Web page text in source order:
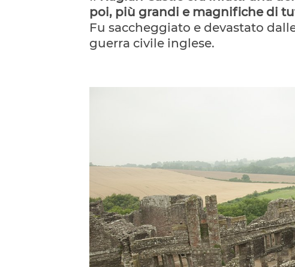
poi, più grandi e magnifiche di
Fu saccheggiato e devastato
guerra civile inglese.